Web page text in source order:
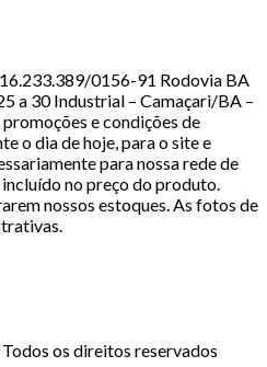
0156-91 Rodovia BA
a 30 Industrial – Camaçari/BA –
e condições de
o dia de hoje, para o site e
para nossa rede de
no preço do produto.
nossos estoques. As fotos de
os direitos reservados